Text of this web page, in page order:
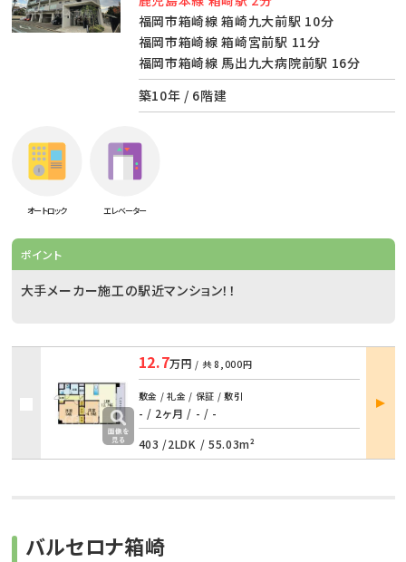
福岡市箱崎線 箱崎九大前駅 10分
福岡市箱崎線 箱崎宮前駅 11分
福岡市箱崎線 馬出九大病院前駅 16分
築10年 / 6階建
オートロック エレベーター
ポイント
大手メーカー施工の駅近マンション！！
12.7万円 / 共 8,000円
敷金 / 礼金 / 保証 / 敷引
- / 2ヶ月 / - / -
403 /2LDK / 55.03m²
部屋
詳細
バルセロナ箱崎